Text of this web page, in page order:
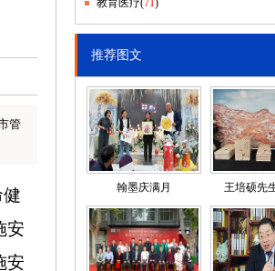
管
安
安
教育医疗(71)
推荐图文
翰墨庆满月 王培硕先